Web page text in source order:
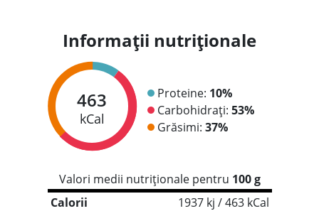
Informații nutriționale
463
kCal
Proteine: 10%
Carbohidrați: 53%
Grăsimi: 37%
Valori medii nutriționale pentru 100 g
Calorii
1937 kj / 463 kCal